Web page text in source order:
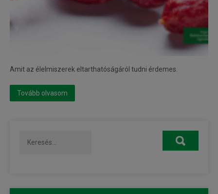
Amit az élelmiszerek eltarthatóságáról tudni érdemes.
Tovább olvasom